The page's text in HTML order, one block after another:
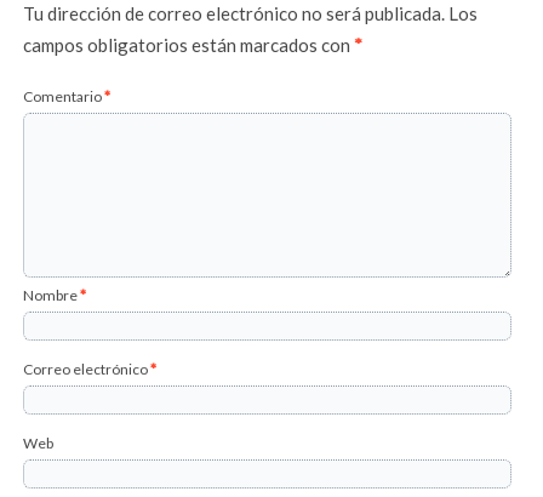
Tu dirección de correo electrónico no será publicada. Los
campos obligatorios están marcados con*
Comentario*
Nombre*
Correo electrónico*
Web